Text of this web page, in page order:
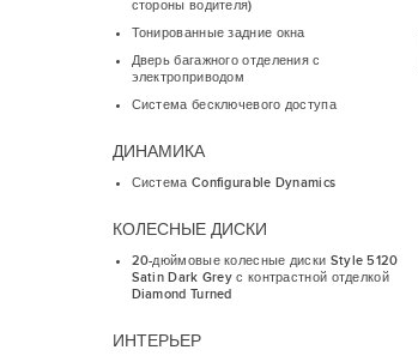
стороны водителя)
Тонированные задние окна
Дверь багажного отделения с
электроприводом
Система бесключевого доступа
ДИНАМИКА
Система Configurable Dynamics
КОЛЕСНЫЕ ДИСКИ
20-дюймовые колесные диски Style 5120
Satin Dark Grey с контрастной отделкой
Diamond Turned
ИНТЕРЬЕР